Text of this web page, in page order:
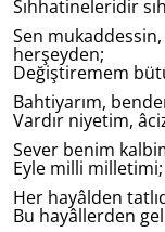
Sıhhatineleridir
Sen
herşeyden;
Değiştiremem
Bahtiyarım,
Vardır niyetim,
Sever benim
Eyle milli
Her hayâlden
Bu hayâllerden